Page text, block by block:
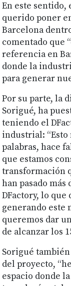
En este sentido,
querido poner
Barcelona
comentado que
referencia en
donde la
para generar
Por su parte, la
Sorigué, ha
teniendo el
industrial: “Esto
palabras, hace
que estamos
transformación
han pasado más
DFactory, lo
generando este
queremos dar
de alcanzar los
Sorigué
del proyecto,
espacio donde